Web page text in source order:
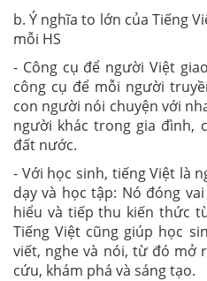
b. Ý nghĩa to lớn của Tiếng
mỗi HS
- Công cụ để người Việt
công cụ để mỗi người
con người nói chuyện với
người khác trong gia đình,
đất nước.
- Với học sinh, tiếng Việt là
dạy và học tập: Nó đóng
hiểu và tiếp thu kiến thức
Tiếng Việt cũng giúp học
viết, nghe và nói, từ đó mở
cứu, khám phá và sáng tạo.